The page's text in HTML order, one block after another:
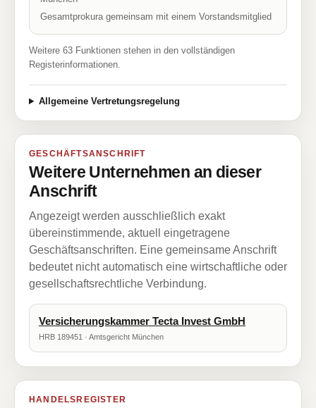
Gesamtprokura gemeinsam mit einem Vorstandsmitglied
Weitere 63 Funktionen stehen in den vollständigen
Registerinformationen.
Allgemeine Vertretungsregelung
GESCHÄFTSANSCHRIFT
Weitere Unternehmen an dieser
Anschrift
Angezeigt werden ausschließlich exakt
übereinstimmende, aktuell eingetragene
Geschäftsanschriften. Eine gemeinsame Anschrift
bedeutet nicht automatisch eine wirtschaftliche oder
gesellschaftsrechtliche Verbindung.
Versicherungskammer Tecta Invest GmbH
HRB 189451 · Amtsgericht München
HANDELSREGISTER